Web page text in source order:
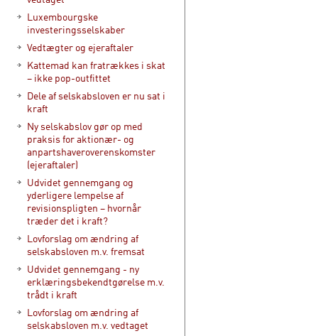
Luxembourgske
investeringsselskaber
Vedtægter og ejeraftaler
Kattemad kan fratrækkes i skat
– ikke pop-outfittet
Dele af selskabsloven er nu sat i
kraft
Ny selskabslov gør op med
praksis for aktionær- og
anpartshaveroverenskomster
(ejeraftaler)
Udvidet gennemgang og
yderligere lempelse af
revisionspligten – hvornår
træder det i kraft?
Lovforslag om ændring af
selskabsloven m.v. fremsat
Udvidet gennemgang - ny
erklæringsbekendtgørelse m.v.
trådt i kraft
Lovforslag om ændring af
selskabsloven m.v. vedtaget